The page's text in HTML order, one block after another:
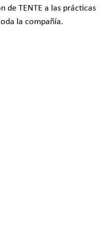
de TENTE a las prácticas
la compañía.